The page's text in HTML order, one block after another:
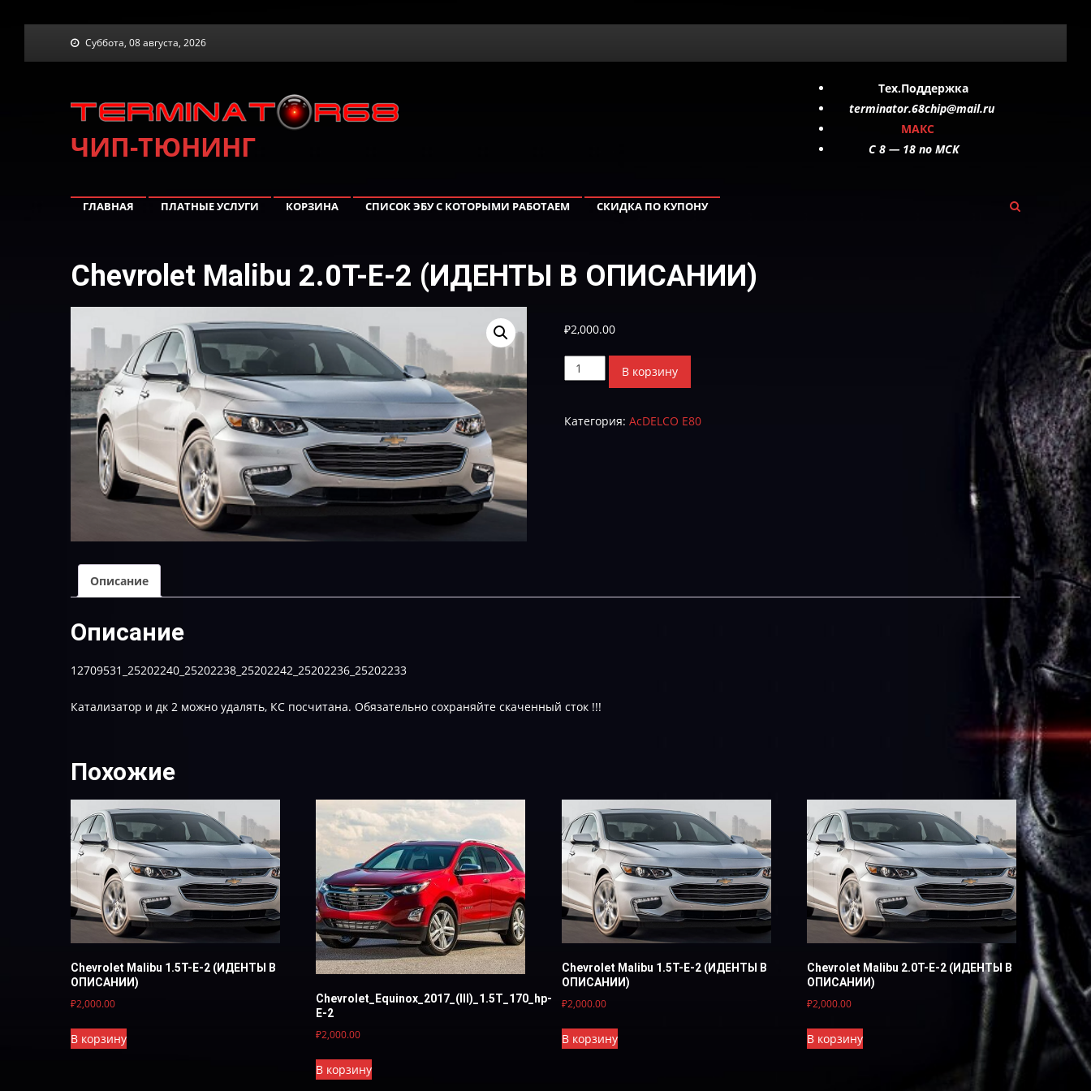
Суббота, 08 августа, 2026
ЧИП-ТЮНИНГ
Тех.Поддержка
terminator.68chip@mail.ru
МАКС
C 8 — 18 по МСК
ГЛАВНАЯ ПЛАТНЫЕ УСЛУГИ КОРЗИНА СПИСОК ЭБУ С КОТОРЫМИ РАБОТАЕМ СКИДКА ПО КУПОНУ
Chevrolet Malibu 2.0T-E-2 (ИДЕНТЫ В ОПИСАНИИ)
₽2,000.00
Количество
товара
Malibu
В корзину
Категория:AcDELCO E80
Описание
Описание
12709531_25202240_25202238_25202242_25202236_25202233
Катализатор и дк 2 можно удалять, КС посчитана. Обязательно сохраняйте скаченный сток !!!
Похожие
Chevrolet Malibu 1.5T-E-2 (ИДЕНТЫ В
ОПИСАНИИ)
₽2,000.00
В корзину
Chevrolet_Equinox_2017_(III)_1.5T_170_hp-
Е-2
₽2,000.00
В корзину
Chevrolet Malibu 1.5T-Е-2 (ИДЕНТЫ В
ОПИСАНИИ)
₽2,000.00
В корзину
Chevrolet Malibu 2.0T-E-2 (ИДЕНТЫ В
ОПИСАНИИ)
₽2,000.00
В корзину